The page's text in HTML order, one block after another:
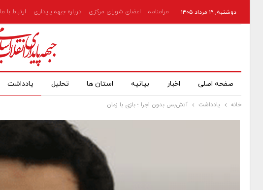
دوشنبه, ۱۹ مرداد ۱۴۰۵ مرامنامه اعضای شورای مرکزی درباره جبهه پایداری ارتباط با ما
صفحه اصلی اخبار بیانیه استان ها تحلیل یادداشت
خانه یادداشت آتش‌بس بدون اجرا ؛ بازی با زمان